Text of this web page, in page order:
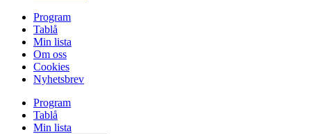
Program
Tablå
Min lista
Om oss
Cookies
Nyhetsbrev
Program
Tablå
Min lista